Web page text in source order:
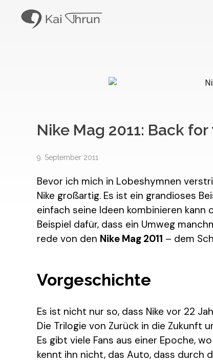
Nike Mag 2011: Back
9. September 2011
Bevor ich mich in Lobeshymnen
Nike großartig. Es ist ein grandioses
einfach seine Ideen kombinieren kann
Beispiel dafür, dass ein Umweg
rede von den Nike Mag 2011 – dem
Vorgeschichte
Es ist nicht nur so, dass Nike vor 22
Die Trilogie von Zurück in die Zukunft
Es gibt viele Fans aus einer Epoche,
kennt ihn nicht, das Auto, dass durch